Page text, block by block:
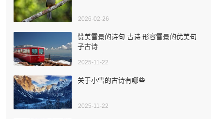
2026-02-26
赞美雪景的诗句 古诗 形容雪景的优美句
子古诗
2025-11-22
关于小雪的古诗有哪些
2025-11-22